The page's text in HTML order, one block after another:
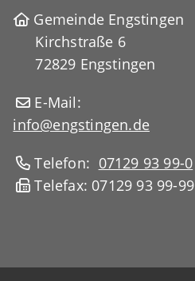
Gemeinde Engstingen
Kirchstraße 6
72829 Engstingen
E-Mail:
info@engstingen.de
Telefon: 07129 93 99-0
Telefax: 07129 93 99-99